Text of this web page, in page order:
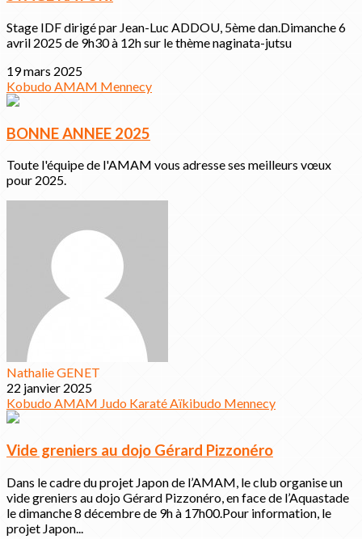
Stage IDF dirigé par Jean-Luc ADDOU, 5ème dan.Dimanche 6
avril 2025 de 9h30 à 12h sur le thème naginata-jutsu
19 mars 2025
KobudoAMAM Mennecy
BONNE ANNEE 2025
Toute l'équipe de l'AMAM vous adresse ses meilleurs vœux
pour 2025.
Nathalie GENET
22 janvier 2025
KobudoAMAM Judo KaratéAïkibudo Mennecy
Vide greniers au dojo Gérard Pizzonéro
Dans le cadre du projet Japon de l’AMAM, le club organise un
vide greniers au dojo Gérard Pizzonéro, en face de l’Aquastade
le dimanche 8 décembre de 9h à 17h00.Pour information, le
projet Japon...